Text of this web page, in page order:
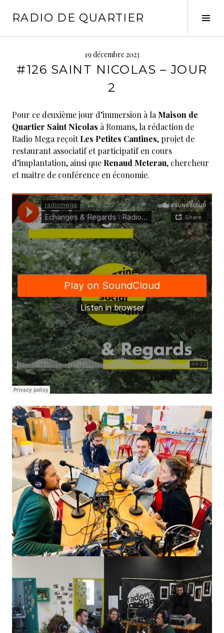
RADIO DE QUARTIER
19 décembre 2023
#126 SAINT NICOLAS – JOUR
2
Pour ce deuxième jour d’immersion à la Maison de
Quartier Saint Nicolas à Romans, la rédaction de
Radio Mega reçoitLes Petites Cantines, projet de
restaurant associatif et participatif en cours
d’implantation, ainsi que Renaud Meterau, chercheur
et maitre de conférence en économie.